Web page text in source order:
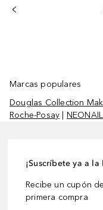
Marcas populares
Douglas Collection
Roche-Posay
NEONAIL
¡Suscríbete ya a
Recibe un cupón
primera compra